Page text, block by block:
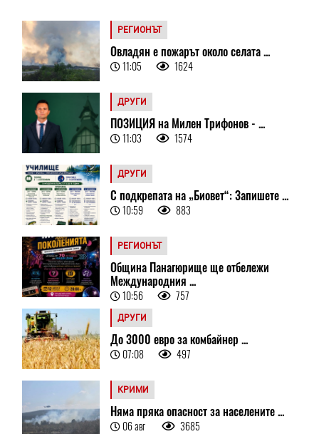
РЕГИОНЪТ
Овладян е пожарът около селата ...
11:05 1624
ДРУГИ
ПОЗИЦИЯ на Милен Трифонов - ...
11:03 1574
ДРУГИ
С подкрепата на „Биовет“: Запишете ...
10:59 883
РЕГИОНЪТ
Община Панагюрище ще отбележи
Международния ...
10:56 757
ДРУГИ
До 3000 евро за комбайнер ...
07:08 497
КРИМИ
Няма пряка опасност за населените ...
06 авг 3685